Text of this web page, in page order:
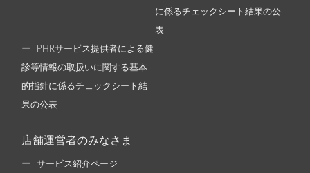
に係るチェックシート結果の公
表
PHRサービス提供者による健
診等情報の取扱いに関する基本
的指針に係るチェックシート結
果の公表
店舗運営者のみなさま
サービス紹介ページ